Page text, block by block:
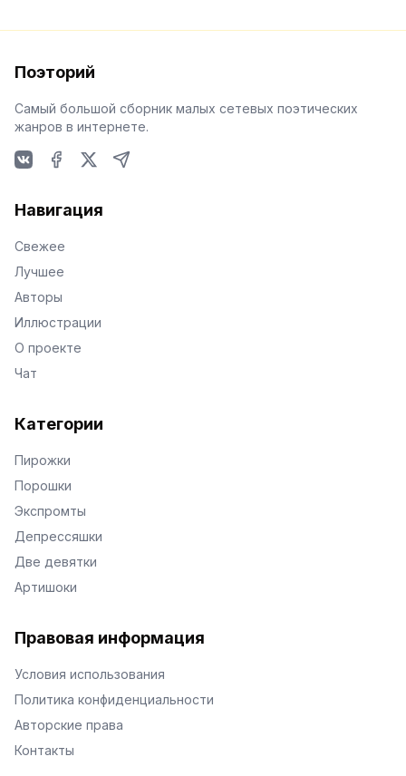
Поэторий
Самый большой сборник малых сетевых поэтических
жанров в интернете.
Навигация
Свежее
Лучшее
Авторы
Иллюстрации
О проекте
Чат
Категории
Пирожки
Порошки
Экспромты
Депрессяшки
Две девятки
Артишоки
Правовая информация
Условия использования
Политика конфиденциальности
Авторские права
Контакты